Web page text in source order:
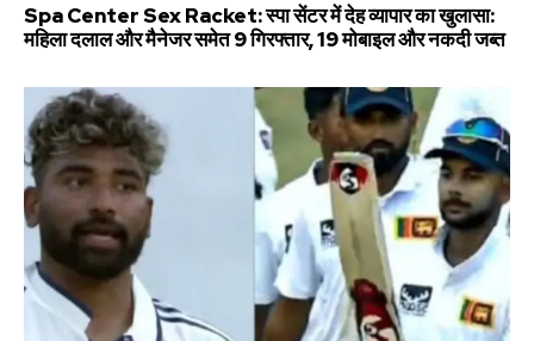
Spa Center Sex Racket: स्पा सेंटर में देह व्यापार का खुलासा:
महिला दलाल और मैनेजर समेत 9 गिरफ्तार, 19 मोबाइल और नकदी जब्त